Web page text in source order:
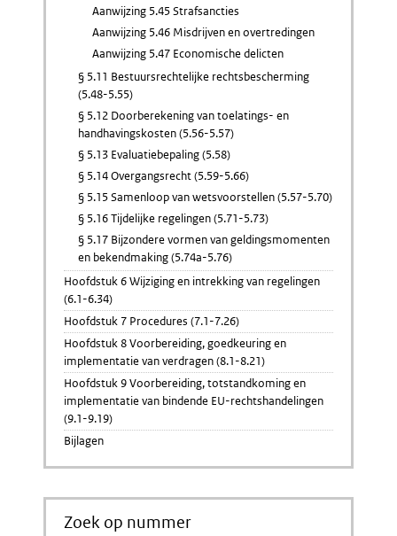
Aanwijzing 5.45 Strafsancties
Aanwijzing 5.46 Misdrijven en overtredingen
Aanwijzing 5.47 Economische delicten
§ 5.11 Bestuursrechtelijke rechtsbescherming
(5.48-5.55)
§ 5.12 Doorberekening van toelatings- en
handhavingskosten (5.56-5.57)
§ 5.13 Evaluatiebepaling (5.58)
§ 5.14 Overgangsrecht (5.59-5.66)
§ 5.15 Samenloop van wetsvoorstellen (5.57-5.70)
§ 5.16 Tijdelijke regelingen (5.71-5.73)
§ 5.17 Bijzondere vormen van geldingsmomenten
en bekendmaking (5.74a-5.76)
Hoofdstuk 6 Wijziging en intrekking van regelingen
(6.1-6.34)
Hoofdstuk 7 Procedures (7.1-7.26)
Hoofdstuk 8 Voorbereiding, goedkeuring en
implementatie van verdragen (8.1-8.21)
Hoofdstuk 9 Voorbereiding, totstandkoming en
implementatie van bindende EU-rechtshandelingen
(9.1-9.19)
Bijlagen
Zoek op nummer